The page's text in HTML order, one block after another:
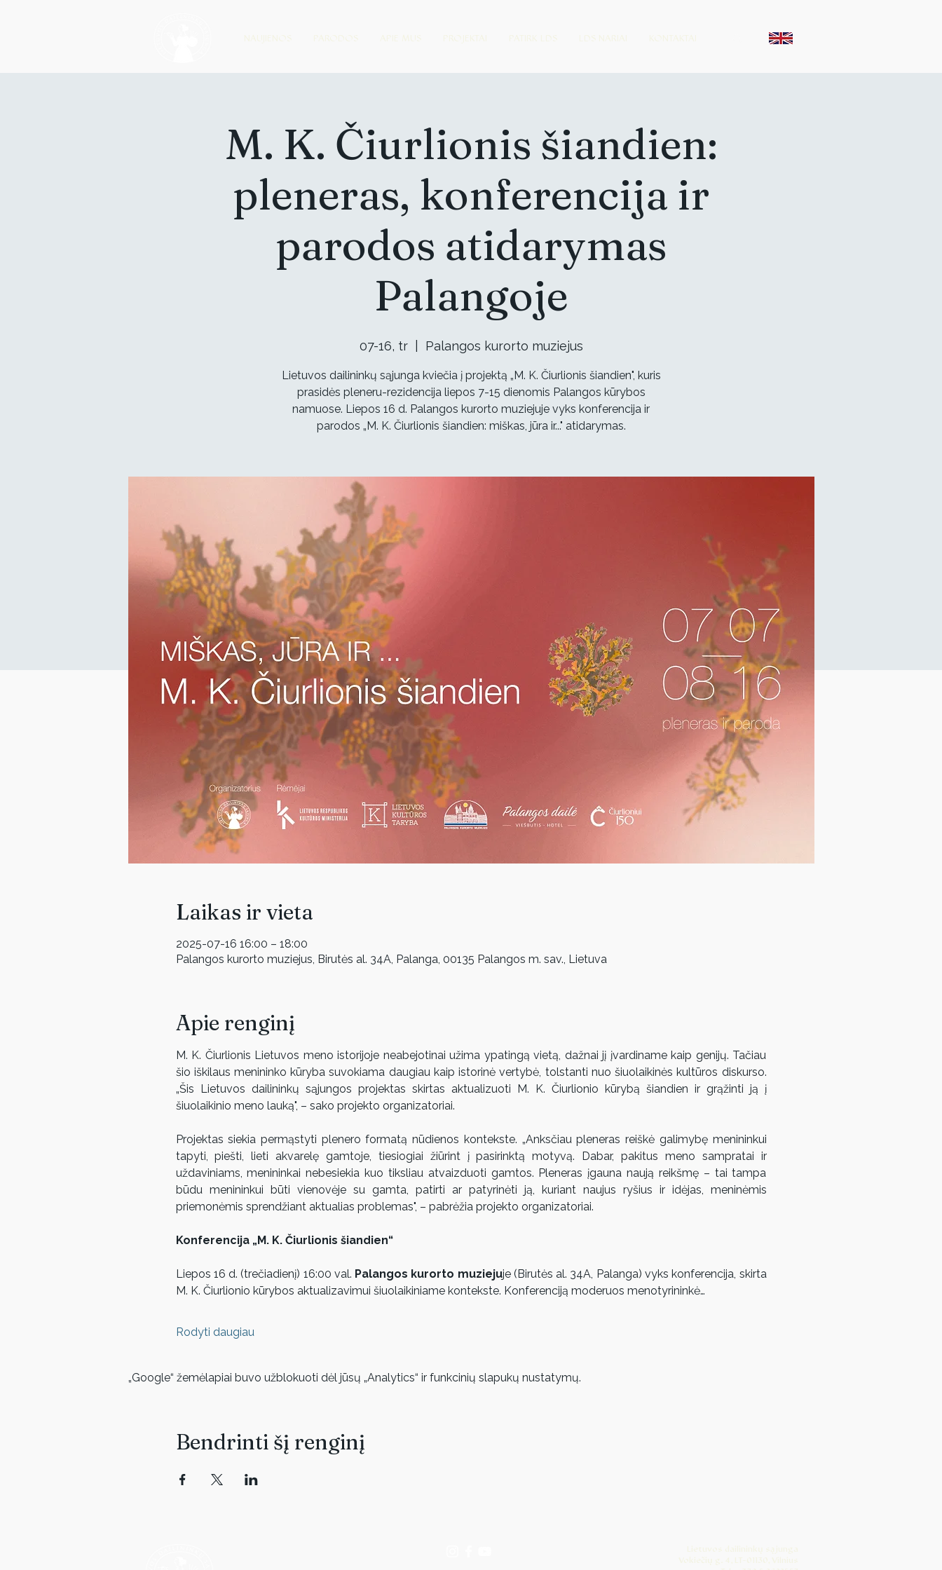
M. K. Čiurlionis šiandien:
pleneras, konferencija ir
parodos atidarymas
Palangoje
07-16, tr
  |
Palangos kurorto muziejus
Lietuvos dailininkų sąjunga kviečia į projektą „M. K. Čiurlionis šiandien", kuris
prasidės pleneru-rezidencija liepos 7-15 dienomis Palangos kūrybos
namuose. Liepos 16 d. Palangos kurorto muziejuje vyks konferencija ir
parodos „M. K. Čiurlionis šiandien: miškas, jūra ir..." atidarymas.
Laikas ir vieta
2025-07-16 16:00 – 18:00
Palangos kurorto muziejus, Birutės al. 34A, Palanga, 00135 Palangos m. sav., Lietuva
Apie renginį
M. K. Čiurlionis Lietuvos meno istorijoje neabejotinai užima ypatingą vietą, dažnai jį įvardiname kaip genijų. Tačiau
šio iškilaus menininko kūryba suvokiama daugiau kaip istorinė vertybė, tolstanti nuo šiuolaikinės kultūros diskurso.
„Šis Lietuvos dailininkų sąjungos projektas skirtas aktualizuoti M. K. Čiurlionio kūrybą šiandien ir grąžinti ją į
šiuolaikinio meno lauką", – sako projekto organizatoriai.
Projektas siekia permąstyti plenero formatą nūdienos kontekste. „Anksčiau pleneras reiškė galimybę menininkui
tapyti, piešti, lieti akvarelę gamtoje, tiesiogiai žiūrint į pasirinktą motyvą. Dabar, pakitus meno sampratai ir
uždaviniams, menininkai nebesiekia kuo tiksliau atvaizduoti gamtos. Pleneras įgauna naują reikšmę – tai tampa
būdu menininkui būti vienovėje su gamta, patirti ar patyrinėti ją, kuriant naujus ryšius ir idėjas, meninėmis
priemonėmis sprendžiant aktualias problemas", – pabrėžia projekto organizatoriai.
Konferencija „M. K. Čiurlionis šiandien“
Liepos 16 d. (trečiadienį) 16:00 val. Palangos kurorto muziejuje (Birutės al. 34A, Palanga) vyks konferencija, skirta
M. K. Čiurlionio kūrybos aktualizavimui šiuolaikiniame kontekste. Konferenciją moderuos menotyrininkė…
Rodyti daugiau
„Google“ žemėlapiai buvo užblokuoti dėl jūsų „Analytics“ ir funkcinių slapukų nustatymų.
Bendrinti šį renginį